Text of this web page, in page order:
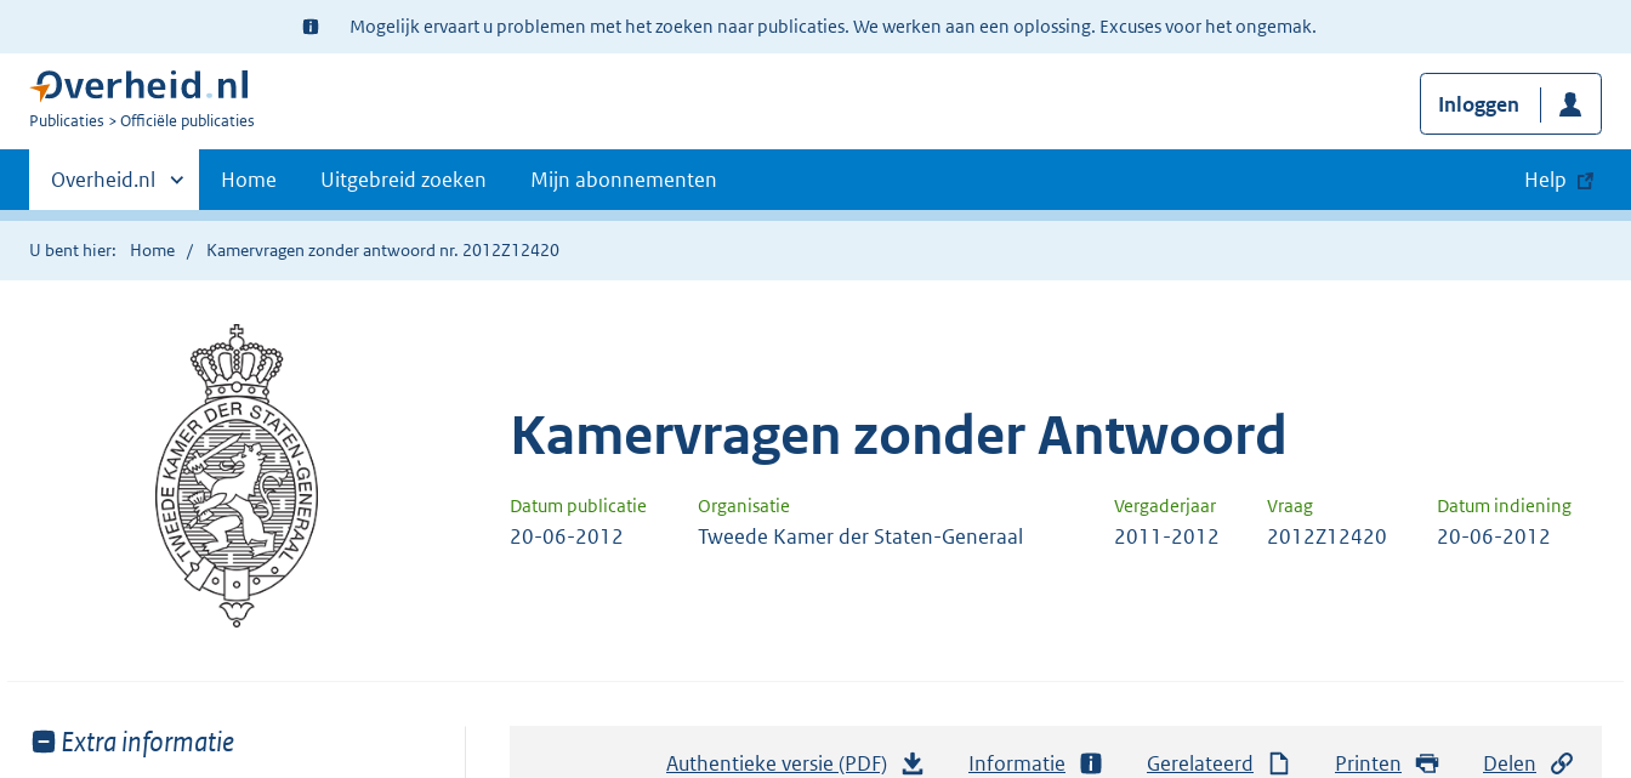
Ter
informatie:
Mogelijk ervaart u problemen met het zoeken naar publicaties. We werken aan een oplossing. Excuses voor het ongemak.
U
Publicaties Officiële publicaties
Inloggen
Primaire
navigatie
Andere
sites
binnen
Overheid.nl Home Uitgebreid zoeken Mijn abonnementen Help
U bent hier: Home Kamervragen zonder antwoord nr. 2012Z12420
Kamervragen zonder Antwoord
Datum publicatie Organisatie Vergaderjaar Vraag Datum indiening
20-06-2012 Tweede Kamer der Staten-Generaal 2011-2012 2012Z12420 20-06-2012
Toon
Extra informatie
Authentieke versie (PDF) Informatie Gerelateerd Printen Delen